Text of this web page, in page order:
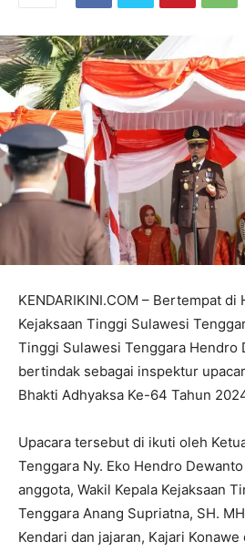
KENDARIKINI.COM – Bertempat di
Kejaksaan Tinggi Sulawesi
Tinggi Sulawesi Tenggara Hendro
bertindak sebagai inspektur
Bhakti Adhyaksa Ke-64 Tahun
Upacara tersebut di ikuti oleh
Tenggara Ny. Eko Hendro
anggota, Wakil Kepala Kejaksaan
Tenggara Anang Supriatna, SH.
Kendari dan jajaran, Kajari Konawe